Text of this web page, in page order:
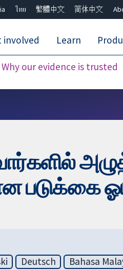
ไทย 繁體中文 简体中文
Why our evidence is trusted
involved Learn
படுக்கை
Deutsch Bahasa